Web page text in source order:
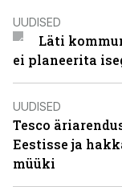
UUDISED
Läti
ei planeerita
UUDISED
Tesco
Eestisse ja
müüki